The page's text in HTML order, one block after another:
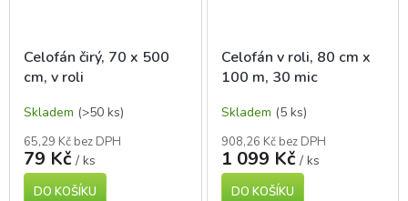
Celofán čirý, 70 x 500
cm, v roli
Skladem (>50 ks)
65,29 Kč bez DPH
79 Kč / ks
DO KOŠÍKU
Celofán v roli, 80 cm x
100 m, 30 mic
Skladem (5 ks)
908,26 Kč bez DPH
1 099 Kč / ks
DO KOŠÍKU